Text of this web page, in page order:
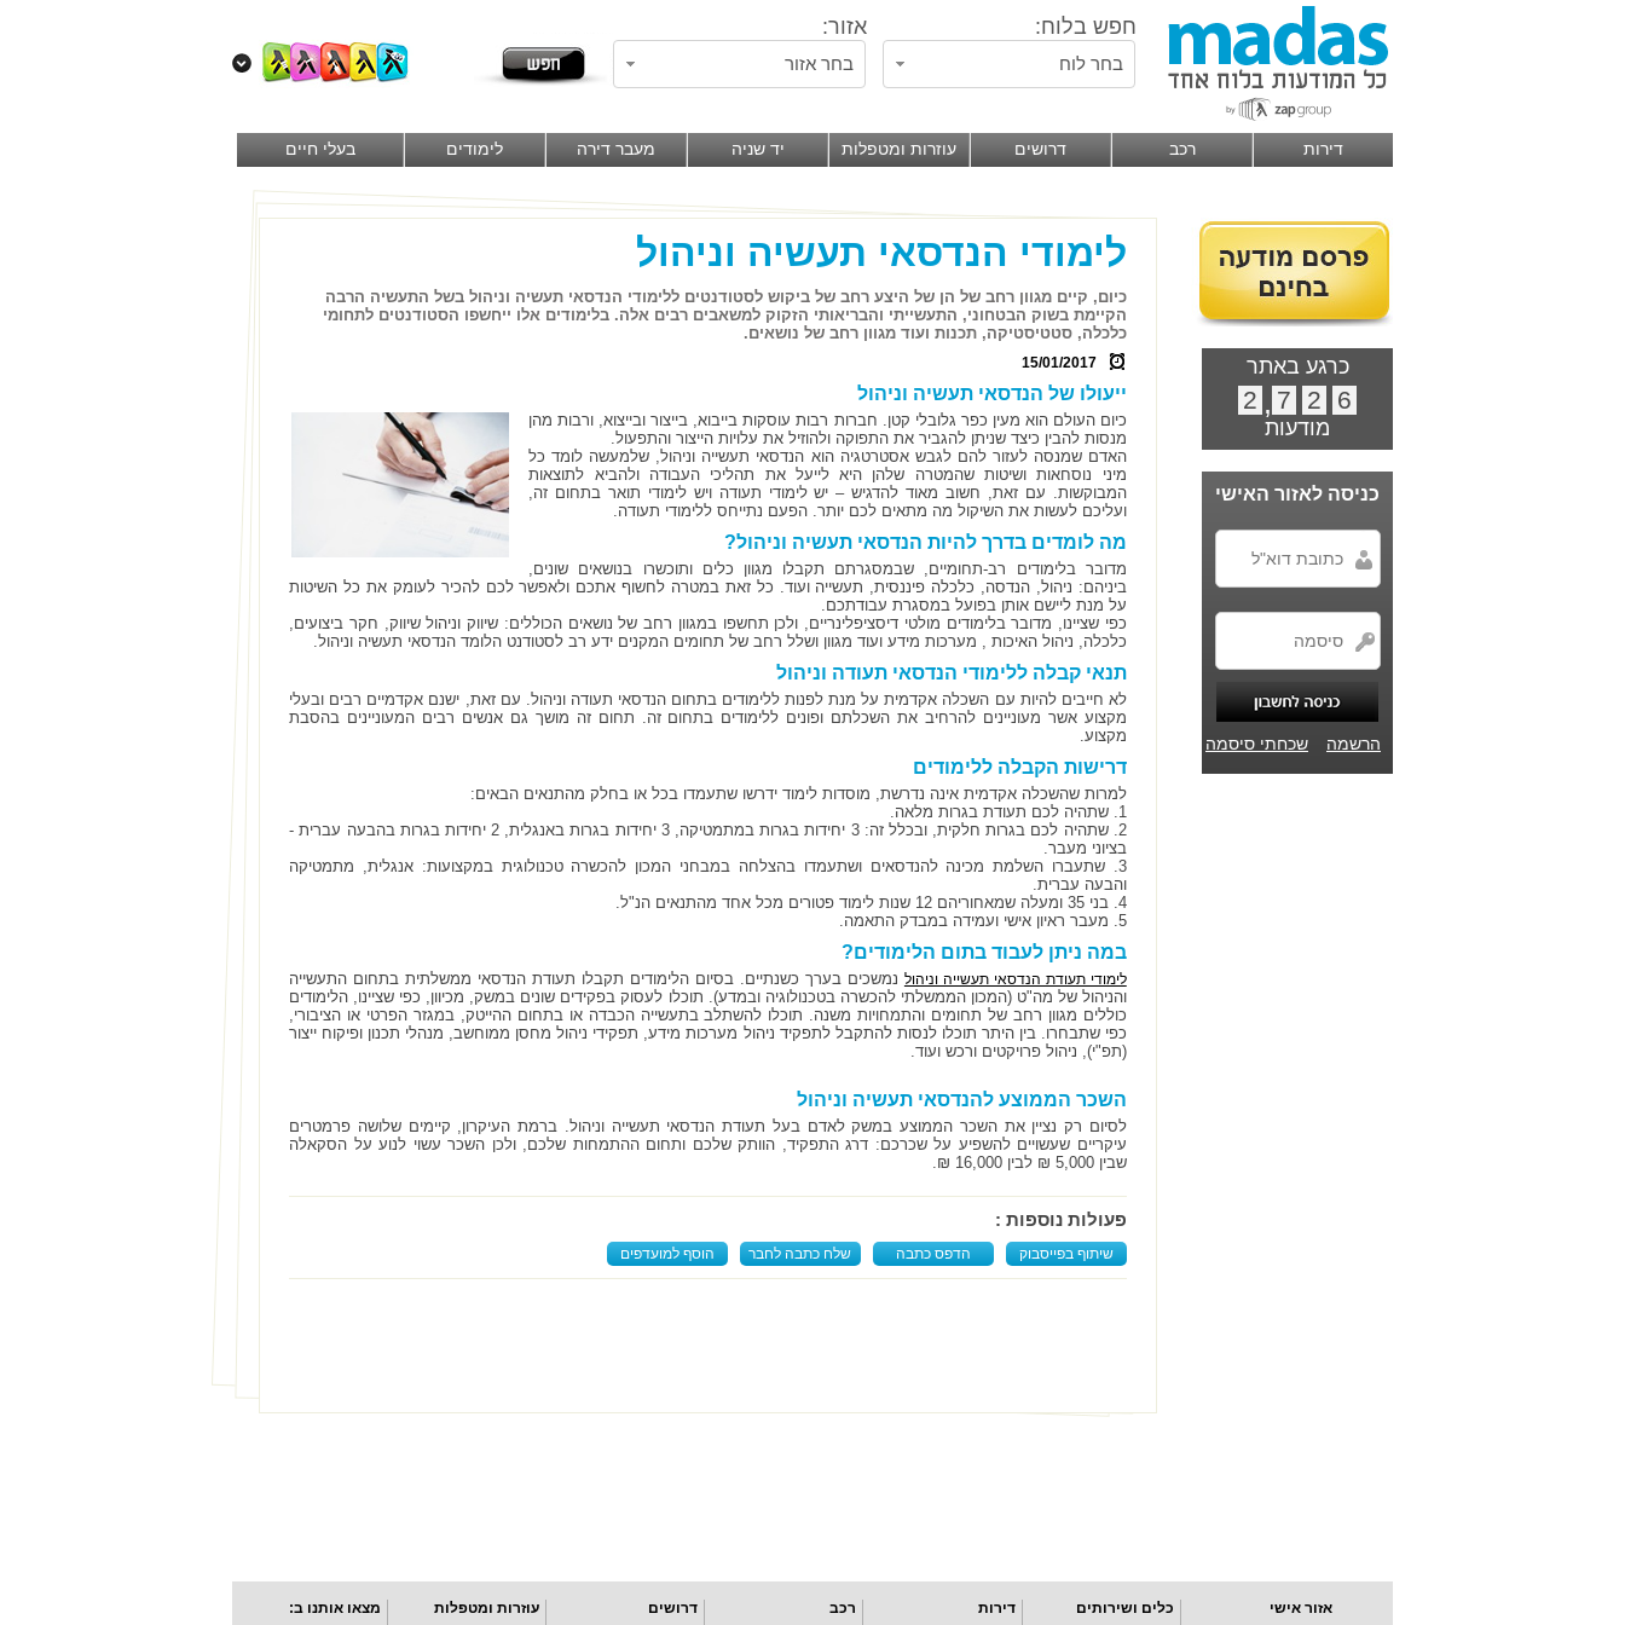
חפש בלוח: אזור:
בחר לוח בחר אזור
דירות רכב דרושים עוזרות ומטפלות יד שניה מעבר דירה לימודים בעלי חיים
כרגע באתר
6
2
7
,
2
מודעות
כניסה לאזור האישי
הרשמה שכחתי סיסמה
לימודי הנדסאי תעשיה וניהול
כיום, קיים מגוון רחב של הן של היצע רחב של ביקוש לסטודנטים ללימודי הנדסאי תעשיה וניהול בשל התעשיה הרבה
הקיימת בשוק הבטחוני, התעשייתי והבריאותי הזקוק למשאבים רבים אלה. בלימודים אלו ייחשפו הסטודנטים לתחומי
כלכלה, סטטיסטיקה, תכנות ועוד מגוון רחב של נושאים.
15/01/2017
ייעולו של הנדסאי תעשיה וניהול
כיום העולם הוא מעין כפר גלובלי קטן. חברות רבות עוסקות בייבוא, בייצור ובייצוא, ורבות מהן
מנסות להבין כיצד שניתן להגביר את התפוקה ולהוזיל את עלויות הייצור והתפעול.
האדם שמנסה לעזור להם לגבש אסטרטגיה הוא הנדסאי תעשייה וניהול, שלמעשה לומד כל
מיני נוסחאות ושיטות שהמטרה שלהן היא לייעל את תהליכי העבודה ולהביא לתוצאות
המבוקשות. עם זאת, חשוב מאוד להדגיש – יש לימודי תעודה ויש לימודי תואר בתחום זה,
ועליכם לעשות את השיקול מה מתאים לכם יותר. הפעם נתייחס ללימודי תעודה.
מה לומדים בדרך להיות הנדסאי תעשיה וניהול?
מדובר בלימודים רב-תחומיים, שבמסגרתם תקבלו מגוון כלים ותוכשרו בנושאים שונים,
ביניהם: ניהול, הנדסה, כלכלה פיננסית, תעשייה ועוד. כל זאת במטרה לחשוף אתכם ולאפשר לכם להכיר לעומק את כל השיטות
על מנת ליישם אותן בפועל במסגרת עבודתכם.
כפי שציינו, מדובר בלימודים מולטי דיסציפלינריים, ולכן תחשפו במגוון רחב של נושאים הכוללים: שיווק וניהול שיווק, חקר ביצועים,
כלכלה, ניהול האיכות , מערכות מידע ועוד מגוון ושלל רחב של תחומים המקנים ידע רב לסטודנט הלומד הנדסאי תעשיה וניהול.
תנאי קבלה ללימודי הנדסאי תעודה וניהול
לא חייבים להיות עם השכלה אקדמית על מנת לפנות ללימודים בתחום הנדסאי תעודה וניהול. עם זאת, ישנם אקדמיים רבים ובעלי
מקצוע אשר מעוניינים להרחיב את השכלתם ופונים ללימודים בתחום זה. תחום זה מושך גם אנשים רבים המעוניינים בהסבת
מקצוע.
דרישות הקבלה ללימודים
למרות שהשכלה אקדמית אינה נדרשת, מוסדות לימוד ידרשו שתעמדו בכל או בחלק מהתנאים הבאים:
1. שתהיה לכם תעודת בגרות מלאה.
2. שתהיה לכם בגרות חלקית, ובכלל זה: 3 יחידות בגרות במתמטיקה, 3 יחידות בגרות באנגלית, 2 יחידות בגרות בהבעה עברית -
בציוני מעבר.
3. שתעברו השלמת מכינה להנדסאים ושתעמדו בהצלחה במבחני המכון להכשרה טכנולוגית במקצועות: אנגלית, מתמטיקה
והבעה עברית.
4. בני 35 ומעלה שמאחוריהם 12 שנות לימוד פטורים מכל אחד מהתנאים הנ"ל.
5. מעבר ראיון אישי ועמידה במבדק התאמה.
במה ניתן לעבוד בתום הלימודים?
לימודי תעודת הנדסאי תעשייה וניהול נמשכים בערך כשנתיים. בסיום הלימודים תקבלו תעודת הנדסאי ממשלתית בתחום התעשייה
והניהול של מה"ט (המכון הממשלתי להכשרה בטכנולוגיה ובמדע). תוכלו לעסוק בפקידים שונים במשק, מכיוון, כפי שציינו, הלימודים
כוללים מגוון רחב של תחומים והתמחויות משנה. תוכלו להשתלב בתעשייה הכבדה או בתחום ההייטק, במגזר הפרטי או הציבורי,
כפי שתבחרו. בין היתר תוכלו לנסות להתקבל לתפקיד ניהול מערכות מידע, תפקידי ניהול מחסן ממוחשב, מנהלי תכנון ופיקוח ייצור
(תפ"י), ניהול פרויקטים ורכש ועוד.
השכר הממוצע להנדסאי תעשיה וניהול
לסיום רק נציין את השכר הממוצע במשק לאדם בעל תעודת הנדסאי תעשייה וניהול. ברמת העיקרון, קיימים שלושה פרמטרים
עיקריים שעשויים להשפיע על שכרכם: דרג התפקיד, הוותק שלכם ותחום ההתמחות שלכם, ולכן השכר עשוי לנוע על הסקאלה
שבין 5,000 ₪ לבין 16,000 ₪.
פעולות נוספות :
שיתוף בפייסבוק הדפס כתבה שלח כתבה לחבר הוסף למועדפים
אזור אישי כלים ושירותים דירות רכב דרושים עוזרות ומטפלות מצאו אותנו ב: